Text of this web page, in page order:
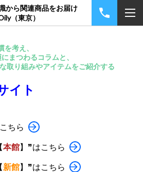
から関連商品をお届け
（東京）
を考え、
つわるコラムと、
やアイテムをご紹介する
イト
ちら
本館】❞はこちら
新館】❞はこちら